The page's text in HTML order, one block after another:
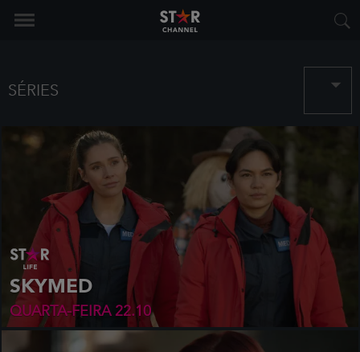
SÉRIES
SKYMED
QUARTA-FEIRA 22.10